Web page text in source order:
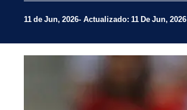
11 de Jun, 2026 Actualizado: 11 De Jun, 2026